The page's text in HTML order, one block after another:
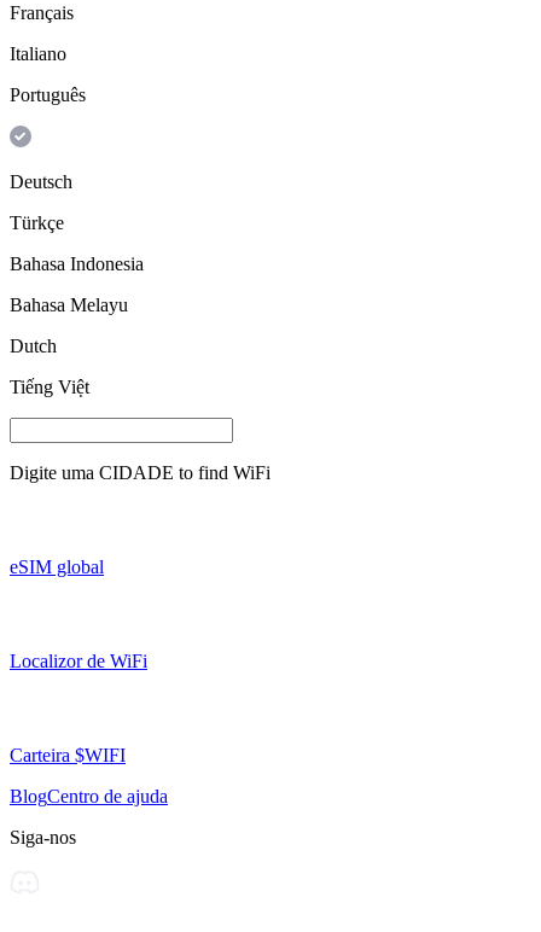
Français
Italiano
Português
Deutsch
Türkçe
Bahasa Indonesia
Bahasa Melayu
Dutch
Tiếng Việt
Digite uma CIDADE to find WiFi
eSIM global
Localizor de WiFi
Carteira $WIFI
BlogCentro de ajuda
Siga-nos